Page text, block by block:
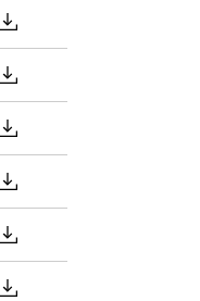
다
운
로
다
운
로
다
운
로
다
운
로
다
운